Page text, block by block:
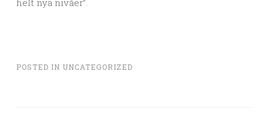
helt nya nivåer”.
POSTED IN UNCATEGORIZED